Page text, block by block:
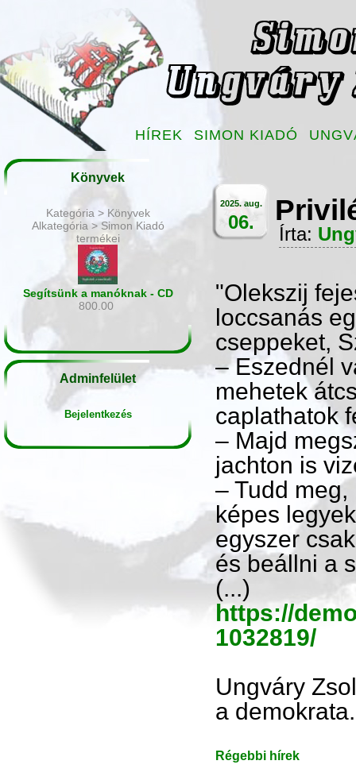
HÍREK SIMON KIADÓ
Könyvek
Kategória > Könyvek
Alkategória > Simon Kiadó
termékei
Segítsünk a manóknak - CD
800.00
Adminfelület
Bejelentkezés
2025. aug.
06.
Írta:
"Olekszij
loccsanás
cseppeket,
– Eszednél
mehetek
caplathatok
– Majd
jachton is
– Tudd
képes
egyszer
és beállni a
(...)
https://
1032819/
Ungváry
a
Régebbi hírek